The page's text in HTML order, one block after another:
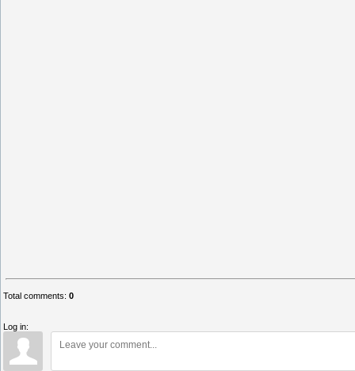
Total comments: 0
Log in: